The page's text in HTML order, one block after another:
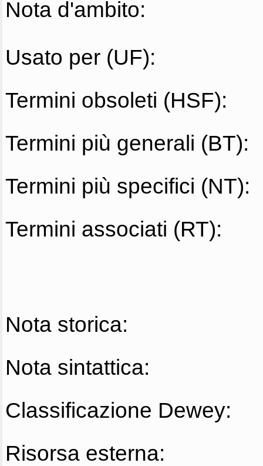
Nota d'ambito:
Usato per (UF):
Termini obsoleti (HSF):
Termini più generali (BT):
Termini più specifici (NT):
Termini associati (RT):
Nota storica:
Nota sintattica:
Classificazione Dewey:
Risorsa esterna: